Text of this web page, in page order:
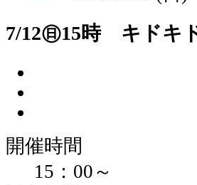
7/12㊐15時 キドキ
開催時間
15：00～